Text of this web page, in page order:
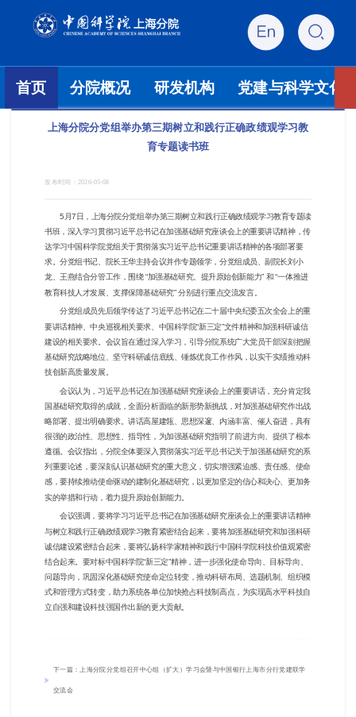
首页 分院概况 研发机构 党建与科学文化
上海分院分党组举办第三期树立和践行正确政绩观学习教
育专题读书班
发布时间： 2026-05-08
5月7日，上海分院分党组举办第三期树立和践行正确政绩观学习教育专题读
书班，深入学习贯彻习近平总书记在加强基础研究座谈会上的重要讲话精神，传
达学习中国科学院党组关于贯彻落实习近平总书记重要讲话精神的各项部署要
求。分党组书记、院长王华主持会议并作专题领学，分党组成员、副院长刘小
龙、王燕结合分管工作，围绕 “加强基础研究、提升原始创新能力” 和 “一体推进
教育科技人才发展、支撑保障基础研究” 分别进行重点交流发言。
分党组成员先后领学传达了习近平总书记在二十届中央纪委五次全会上的重
要讲话精神、中央巡视相关要求、中国科学院“新三定”文件精神和加强科研诚信
建设的相关要求。会议旨在通过深入学习，引导分院系统广大党员干部深刻把握
基础研究战略地位、坚守科研诚信底线、锤炼优良工作作风，以实干实绩推动科
技创新高质量发展。
会议认为，习近平总书记在加强基础研究座谈会上的重要讲话，充分肯定我
国基础研究取得的成就，全面分析面临的新形势新挑战，对加强基础研究作出战
略部署、提出明确要求。讲话高屋建瓴、思想深邃、内涵丰富、催人奋进，具有
很强的政治性、思想性、指导性，为加强基础研究指明了前进方向、提供了根本
遵循。会议指出，分院全体要深入贯彻落实习近平总书记关于加强基础研究的系
列重要论述，要深刻认识基础研究的重大意义，切实增强紧迫感、责任感、使命
感，要持续推动使命驱动的建制化基础研究，以更加坚定的信心和决心、更加务
实的举措和行动，着力提升原始创新能力。
会议强调，要将学习习近平总书记在加强基础研究座谈会上的重要讲话精神
与树立和践行正确政绩观学习教育紧密结合起来，要将加强基础研究和加强科研
诚信建设紧密结合起来，要将弘扬科学家精神和践行中国科学院科技价值观紧密
结合起来。要对标中国科学院“新三定”精神，进一步强化使命导向、目标导向、
问题导向，巩固深化基础研究使命定位转变，推动科研布局、选题机制、组织模
式和管理方式转变，助力系统各单位加快抢占科技制高点，为实现高水平科技自
立自强和建设科技强国作出新的更大贡献。
下一篇：上海分院分党组召开中心组（扩大）学习会暨与中国银行上海市分行党建联学
交流会